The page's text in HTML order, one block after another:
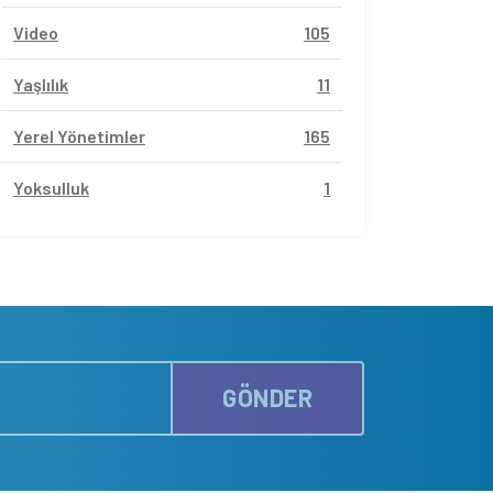
Video 105
Yaşlılık 11
Yerel Yönetimler 165
Yoksulluk 1
GÖNDER